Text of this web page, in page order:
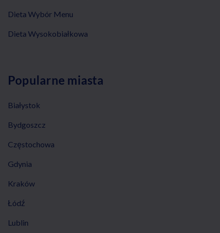
Dieta Wybór Menu
Dieta Wysokobiałkowa
Popularne miasta
Białystok
Bydgoszcz
Częstochowa
Gdynia
Kraków
Łódź
Lublin